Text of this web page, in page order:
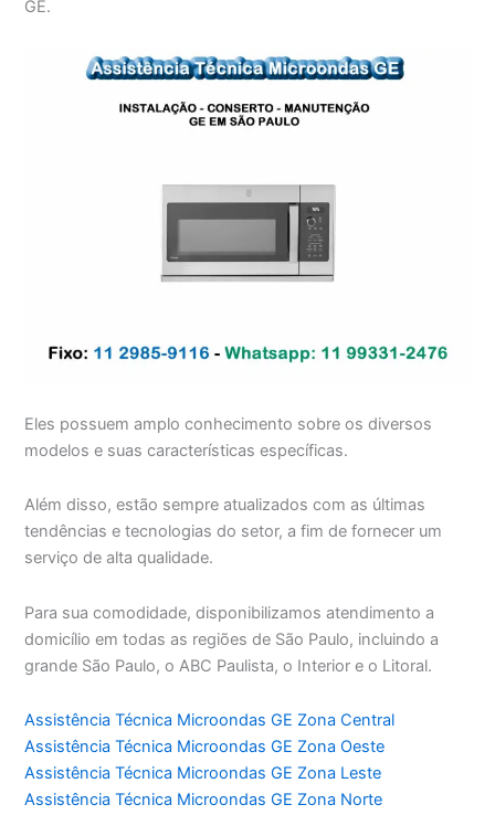
GE.
Eles possuem amplo conhecimento sobre os diversos
modelos e suas características específicas.
Além disso, estão sempre atualizados com as últimas
tendências e tecnologias do setor, a fim de fornecer um
serviço de alta qualidade.
Para sua comodidade, disponibilizamos atendimento a
domicílio em todas as regiões de São Paulo, incluindo a
grande São Paulo, o ABC Paulista, o Interior e o Litoral.
Assistência Técnica Microondas GE Zona Central
Assistência Técnica Microondas GE Zona Oeste
Assistência Técnica Microondas GE Zona Leste
Assistência Técnica Microondas GE Zona Norte